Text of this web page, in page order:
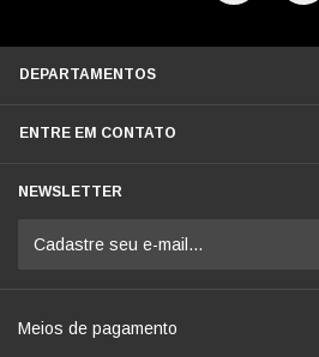
DEPARTAMENTOS
ENTRE EM CONTATO
NEWSLETTER
Meios de pagamento